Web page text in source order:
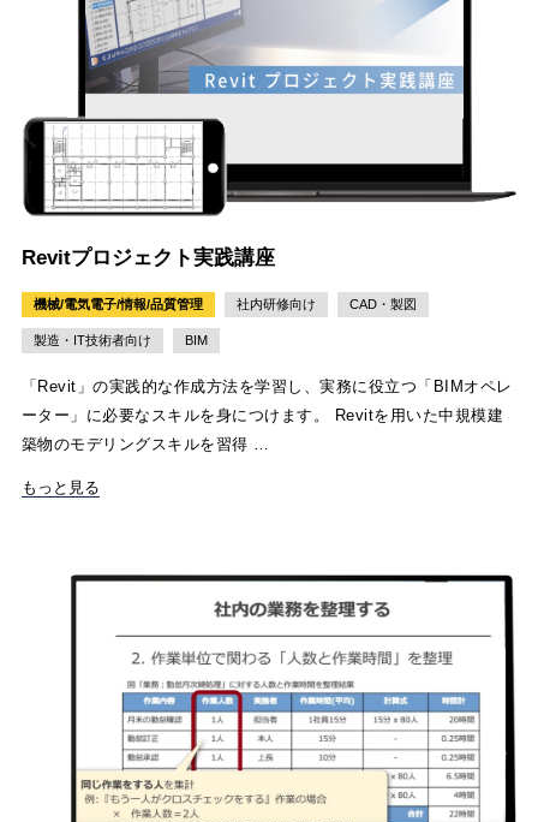
Revitプロジェクト実践講座
機械/電気電子/情報/品質管理 社内研修向け CAD・製図
製造・IT技術者向け BIM
「Revit」の実践的な作成方法を学習し、実務に役立つ「BIMオペレ
ーター」に必要なスキルを身につけます。 Revitを用いた中規模建
築物のモデリングスキルを習得 …
もっと見る